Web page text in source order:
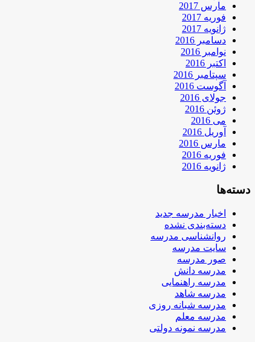
مارس 2017
فوریه 2017
ژانویه 2017
دسامبر 2016
نوامبر 2016
اکتبر 2016
سپتامبر 2016
آگوست 2016
جولای 2016
ژوئن 2016
می 2016
آوریل 2016
مارس 2016
فوریه 2016
ژانویه 2016
دسته‌ها
اخبار مدرسه جدید
دسته‌بندی نشده
روانشناسی مدرسه
سایت مدرسه
صور مدرسه
مدرسه دانش
مدرسه راهنمایی
مدرسه شاهد
مدرسه شبانه روزی
مدرسه معلم
مدرسه نمونه دولتی